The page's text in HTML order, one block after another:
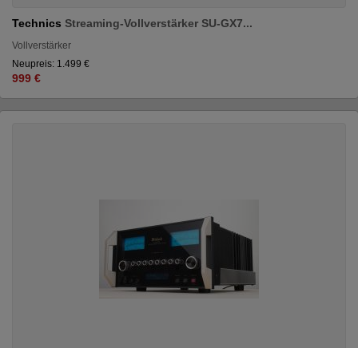
Technics Streaming-Vollverstärker SU-GX7...
Vollverstärker
Neupreis: 1.499 €
999 €